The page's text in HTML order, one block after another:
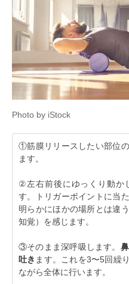
Photo by iStock
①筋膜リリースしたい部位
ます。
②左右前後にゆっくり動か
す。トリガーポイントに当
明らかにほかの場所とは違
知覚）を感じます。
③そのまま深呼吸します。
吐き ます。これを3〜5回繰
ながら全体に行います。